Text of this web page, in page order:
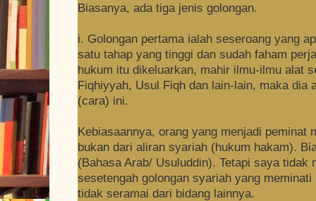
Biasanya, ada tiga jenis golongan.
i. Golongan pertama ialah seseroang yang
satu tahap yang tinggi dan sudah faham
hukum itu dikeluarkan, mahir ilmu-ilmu alat
Fiqhiyyah, Usul Fiqh dan lain-lain, maka dia
(cara) ini.
Kebiasaannya, orang yang menjadi peminat
bukan dari aliran syariah (hukum hakam).
(Bahasa Arab/ Usuluddin). Tetapi saya tidak
sesetengah golongan syariah yang
tidak seramai dari bidang lainnya.